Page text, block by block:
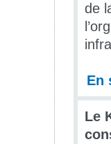
de
En
Le